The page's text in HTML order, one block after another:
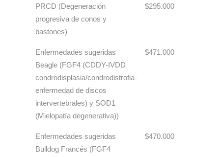
PRCD (Degeneración
progresiva de conos y
bastones)
$295.000
Enfermedades sugeridas
Beagle (FGF4 (CDDY-IVDD
condrodisplasia/condrodistrofia-
enfermedad de discos
intervertebrales) y SOD1
(Mielopatía degenerativa))
$471.000
Enfermedades sugeridas
Bulldog Francés (FGF4
$470.000